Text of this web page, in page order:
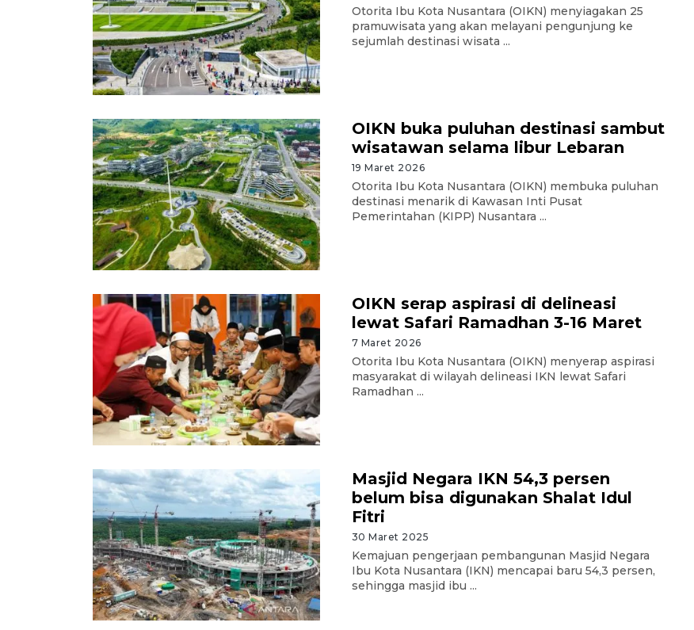
Otorita Ibu Kota Nusantara (OIKN) menyiagakan 25
pramuwisata yang akan melayani pengunjung ke
sejumlah destinasi wisata ...
OIKN buka puluhan destinasi sambut
wisatawan selama libur Lebaran
19 Maret 2026
Otorita Ibu Kota Nusantara (OIKN) membuka puluhan
destinasi menarik di Kawasan Inti Pusat
Pemerintahan (KIPP) Nusantara ...
OIKN serap aspirasi di delineasi
lewat Safari Ramadhan 3-16 Maret
7 Maret 2026
Otorita Ibu Kota Nusantara (OIKN) menyerap aspirasi
masyarakat di wilayah delineasi IKN lewat Safari
Ramadhan ...
Masjid Negara IKN 54,3 persen
belum bisa digunakan Shalat Idul
Fitri
30 Maret 2025
Kemajuan pengerjaan pembangunan Masjid Negara
Ibu Kota Nusantara (IKN) mencapai baru 54,3 persen,
sehingga masjid ibu ...